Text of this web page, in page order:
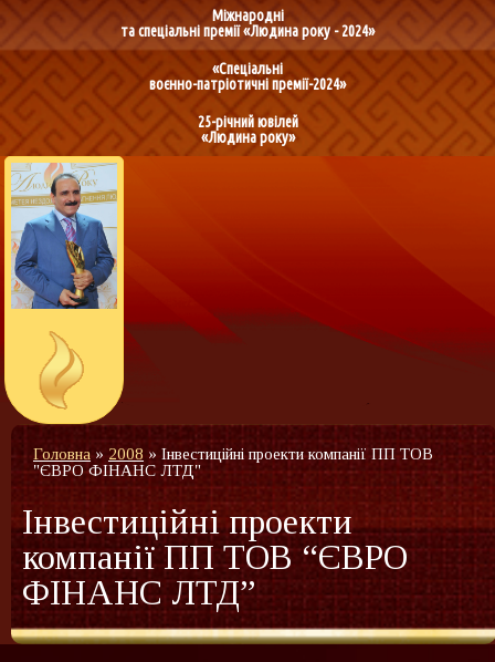
Міжнародні
та спеціальні премії «Людина року - 2024»
«Спеціальні
воєнно-патріотичні премії-2024»
25-річний ювілей
«Людина року»
Головна » 2008 » Інвестиційні проекти компанії ПП ТОВ
"ЄВРО ФІНАНС ЛТД"
Інвестиційні проекти
компанії ПП ТОВ “ЄВРО
ФІНАНС ЛТД”